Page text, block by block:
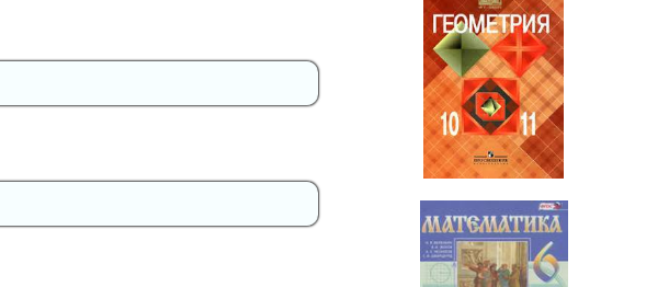
Геометрия
10-11 класс